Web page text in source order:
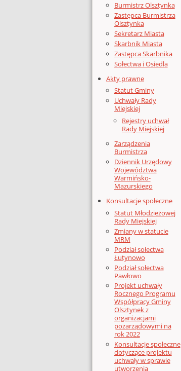
Burmistrz Olsztynka
Zastępca Burmistrza
Olsztynka
Sekretarz Miasta
Skarbnik Miasta
Zastępca Skarbnika
Sołectwa i Osiedla
Akty prawne
Statut Gminy
Uchwały Rady
Miejskiej
Rejestry uchwał
Rady Miejskiej
Zarządzenia
Burmistrza
Dziennik Urzędowy
Województwa
Warmińsko-
Mazurskiego
Konsultacje społeczne
Statut Młodzieżowej
Rady Miejskiej
Zmiany w statucie
MRM
Podział sołectwa
Łutynowo
Podział sołectwa
Pawłowo
Projekt uchwały
Rocznego Programu
Współpracy Gminy
Olsztynek z
organizacjami
pozarządowymi na
rok 2022
Konsultacje społeczne
dotyczące projektu
uchwały w sprawie
utworzenia